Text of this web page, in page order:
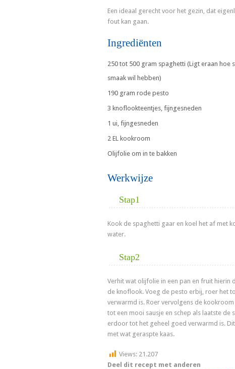
Een ideaal gerecht voor het gezin, dat
fout kan gaan.
Ingrediënten
250 tot 500 gram spaghetti (Ligt eraan hoe
smaak wil hebben)
190 gram rode pesto
3 knoflookteentjes, fijngesneden
1 ui, fijngesneden
2 EL kookroom
Olijfolie om in te bakken
Werkwijze
Stap1
Kook de spaghetti gaar en koel het af met
water.
Stap2
Verhit wat olijfolie in een pan en fruit hierin
de knoflook. Voeg de pesto erbij, roer het
verwarmd is. Roer vervolgens de
tot een mooi sausje en schep als laatste de
erdoor tot het geheel goed verwarmd is.
met wat geraspte kaas.
Views: 21.207
Deel dit recept met anderen